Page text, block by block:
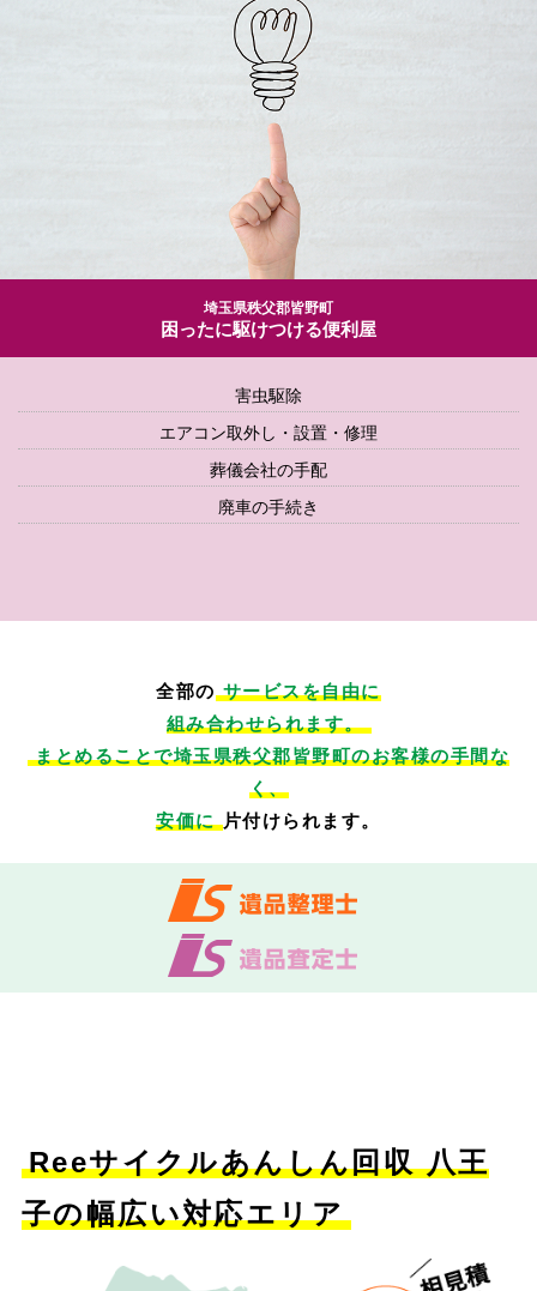
埼玉県秩父郡皆野町
困ったに駆けつける便利屋
害虫駆除
エアコン取外し・設置・修理
葬儀会社の手配
廃車の手続き
全部の サービスを自由に
組み合わせられます。
まとめることで埼玉県秩父郡皆野町のお客様の手間な
く、
安価に 片付けられます。
Reeサイクルあんしん回収 八王
子の幅広い対応エリア